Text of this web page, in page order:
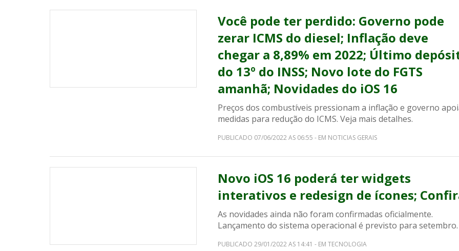
Você pode ter perdido: Governo pode
zerar ICMS do diesel; Inflação deve
chegar a 8,89% em 2022; Último
do 13º do INSS; Novo lote do FGTS
amanhã; Novidades do iOS 16
Preços dos combustíveis pressionam a inflação e governo
medidas para redução do ICMS. Veja mais detalhes.
PUBLICADO 07/06/2022 AS 06:55 - EM NOTICIAS GERAIS
Novo iOS 16 poderá ter widgets
interativos e redesign de ícones;
As novidades ainda não foram confirmadas oficialmente.
Lançamento do sistema operacional é previsto para setembro.
PUBLICADO 29/01/2022 AS 14:41 - EM TECNOLOGIA